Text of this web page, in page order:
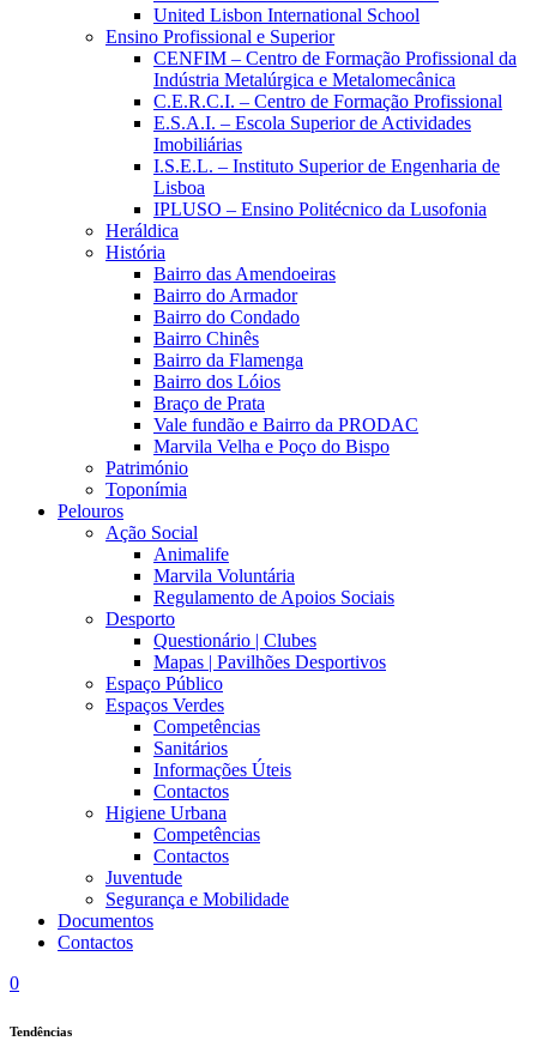
United Lisbon International School
Ensino Profissional e Superior
CENFIM – Centro de Formação Profissional da
Indústria Metalúrgica e Metalomecânica
C.E.R.C.I. – Centro de Formação Profissional
E.S.A.I. – Escola Superior de Actividades
Imobiliárias
I.S.E.L. – Instituto Superior de Engenharia de
Lisboa
IPLUSO – Ensino Politécnico da Lusofonia
Heráldica
História
Bairro das Amendoeiras
Bairro do Armador
Bairro do Condado
Bairro Chinês
Bairro da Flamenga
Bairro dos Lóios
Braço de Prata
Vale fundão e Bairro da PRODAC
Marvila Velha e Poço do Bispo
Património
Toponímia
Pelouros
Ação Social
Animalife
Marvila Voluntária
Regulamento de Apoios Sociais
Desporto
Questionário | Clubes
Mapas | Pavilhões Desportivos
Espaço Público
Espaços Verdes
Competências
Sanitários
Informações Úteis
Contactos
Higiene Urbana
Competências
Contactos
Juventude
Segurança e Mobilidade
Documentos
Contactos
0
Tendências